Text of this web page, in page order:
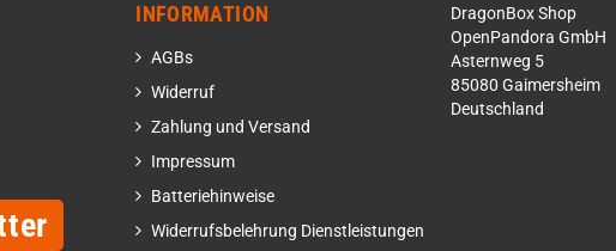
INFORMATION
AGBs
Widerruf
Zahlung und Versand
Impressum
Batteriehinweise
Widerrufsbelehrung Dienstleistungen
DragonBox Shop
OpenPandora GmbH
Asternweg 5
85080 Gaimersheim
Deutschland